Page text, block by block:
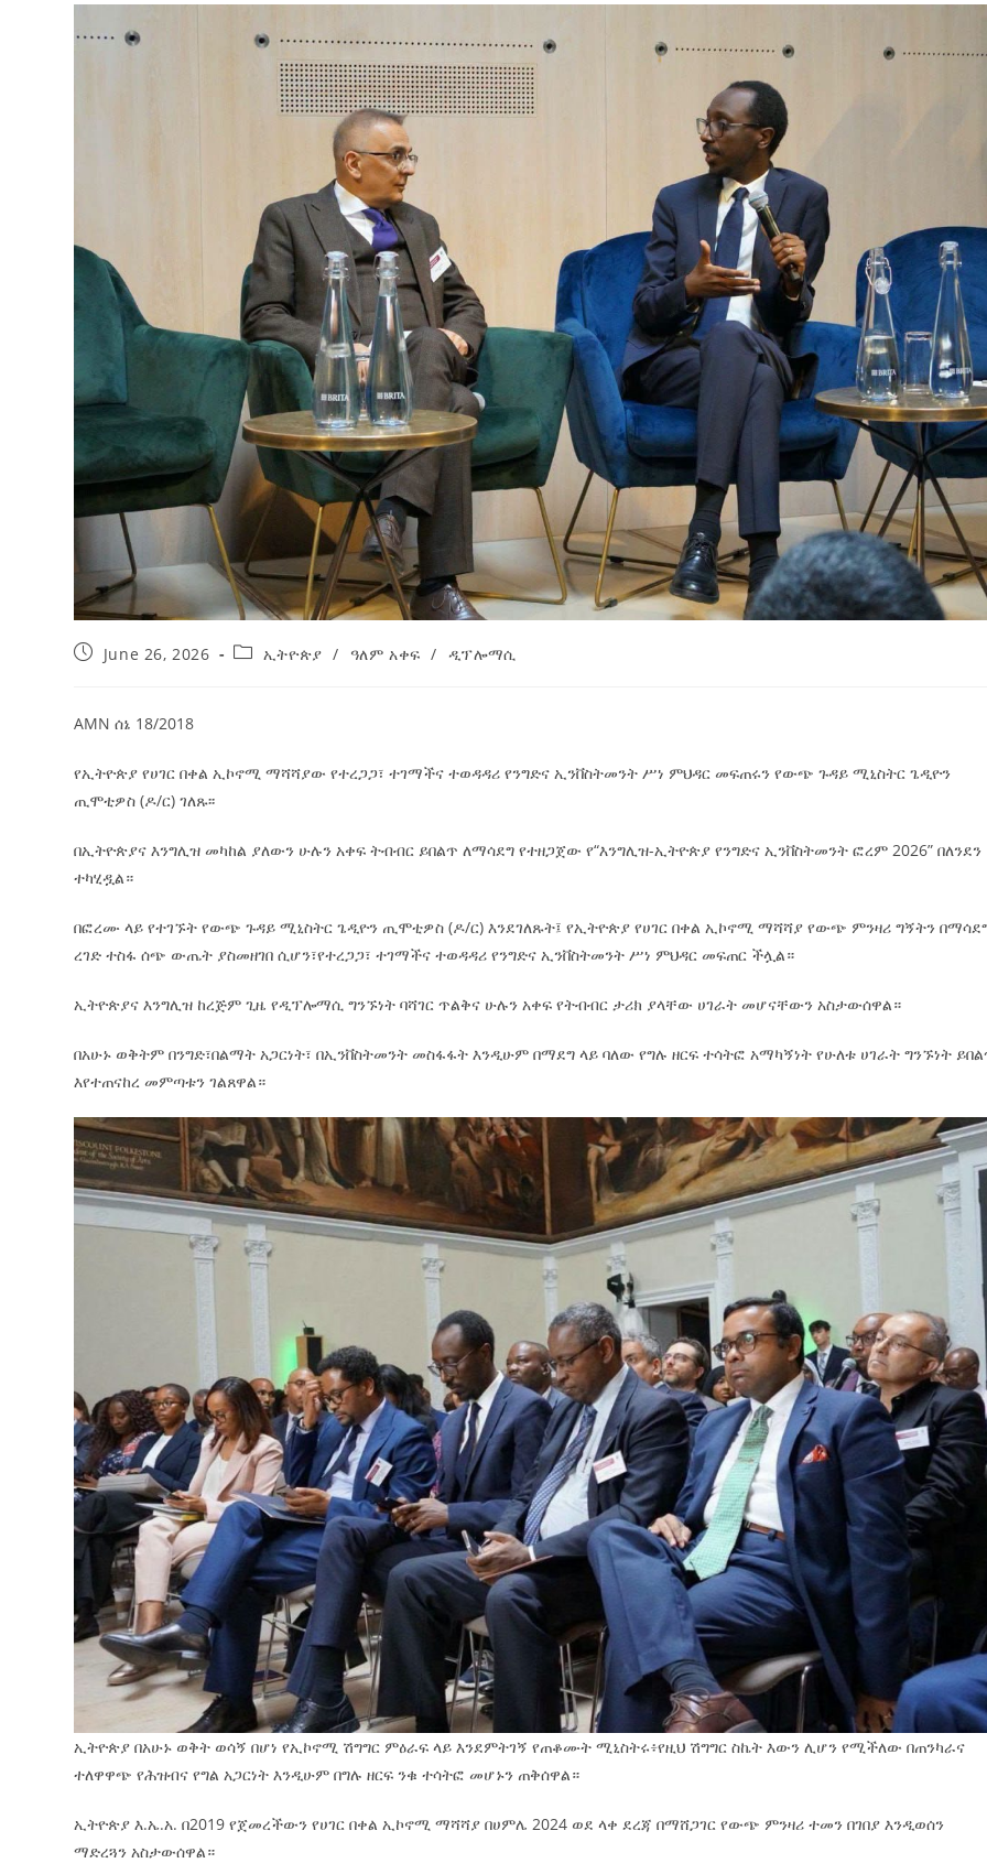
የቤኒን የዲጂታል ትራንስፎርሜሽን እና ኢኖቬሽን
ሚኒስትር ማሁና አክፕሎጋን የኢፌዴሪ መሶብ
2ኛው የአዲስ ሚዲያ ኔትዎርክ አመራሮች እና
ሠራተኞች ስፖርት ፌስቲቫል በቴሌቪዥን ዘርፍ
አሸናፊነት ተጠናቀቀ
August 1, 2026
ተቃውሞ የበዛበት የፊፋ አዲሱ እቅድ
July 30, 2026
አዲስ ሚዲያ ኔትዎርክ በይዘት ስራዎቹ
ትርክትን በማረም እና የወል ትርክትን
ሃላፊነቱን እየተወጣ ይገኛል
AmnAdmin
June 26, 2026 ኢትዮጵያ / ዓለም አቀፍ / ዲፕሎማሲ
AMN ሰኔ 18/2018
የኢትዮጵያ የሀገር በቀል ኢኮኖሚ ማሻሻያው የተረጋጋ፣ ተገማችና ተወዳዳሪ የንግድና ኢንቨስትመንት ሥነ ምህዳር መፍጠሩን የውጭ ጉዳይ ሚኒስትር ጌዲዮን
ጢሞቲዎስ (ዶ/ር) ገለጹ፡፡
በኢትዮጵያና እንግሊዝ መካከል ያለውን ሁሉን አቀፍ ትብብር ይበልጥ ለማሳደግ የተዘጋጀው የ“እንግሊዝ-ኢትዮጵያ የንግድና ኢንቨስትመንት ፎረም 2026” በለንደን
ተካሂዷል።
በፎረሙ ላይ የተገኙት የውጭ ጉዳይ ሚኒስትር ጌዲዮን ጢሞቲዎስ (ዶ/ር) እንደገለጹት፤ የኢትዮጵያ የሀገር በቀል ኢኮኖሚ ማሻሻያ የውጭ ምንዛሪ ግኝትን
ረገድ ተስፋ ሰጭ ውጤት ያስመዘገበ ሲሆን፣የተረጋጋ፣ ተገማችና ተወዳዳሪ የንግድና ኢንቨስትመንት ሥነ ምህዳር መፍጠር ችሏል።
ኢትዮጵያና እንግሊዝ ከረጅም ጊዜ የዲፕሎማሲ ግንኙነት ባሻገር ጥልቅና ሁሉን አቀፍ የትብብር ታሪክ ያላቸው ሀገራት መሆናቸውን አስታውሰዋል።
በአሁኑ ወቅትም በንግድ፣በልማት አጋርነት፣ በኢንቨስትመንት መስፋፋት እንዲሁም በማደግ ላይ ባለው የግሉ ዘርፍ ተሳትፎ አማካኝነት የሁለቱ ሀገራት ግንኙነት
እየተጠናከረ መምጣቱን ገልጸዋል።
ኢትዮጵያ በአሁኑ ወቅት ወሳኝ በሆነ የኢኮኖሚ ሽግግር ምዕራፍ ላይ እንደምትገኝ የጠቆሙት ሚኒስትሩ፥የዚህ ሽግግር ስኬት እውን ሊሆን የሚችለው በጠንካራና
ተለዋዋጭ የሕዝብና የግል አጋርነት እንዲሁም በግሉ ዘርፍ ንቁ ተሳትፎ መሆኑን ጠቅሰዋል።
ኢትዮጵያ እ.ኤ.አ. በ2019 የጀመረችውን የሀገር በቀል ኢኮኖሚ ማሻሻያ በሀምሌ 2024 ወደ ላቀ ደረጃ በማሸጋገር የውጭ ምንዛሪ ተመን በገበያ እንዲወሰን
ማድረጓን አስታውሰዋል።